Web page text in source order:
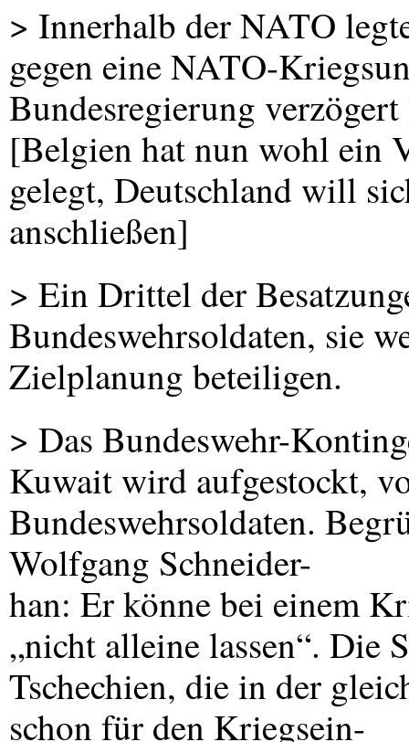
> Innerhalb derNATO
gegen eineNATO-
Bundesregierung
[Belgien hat nun wohl ein
gelegt, Deutschland will
anschließen]
> Ein Drittel der
Bundeswehrsoldaten, sie
Zielplanung beteiligen.
> Das Bundeswehr-
Kuwait wird aufgestockt,
Bundeswehrsoldaten.
Wolfgang Schneider-
han: Er könne bei einem
„nicht alleine lassen“. Die
Tschechien, die in der
schon für den Kriegsein-